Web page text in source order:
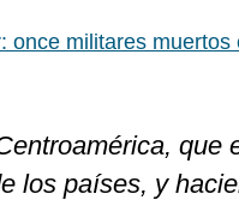
once militares muertos
que
los países, y